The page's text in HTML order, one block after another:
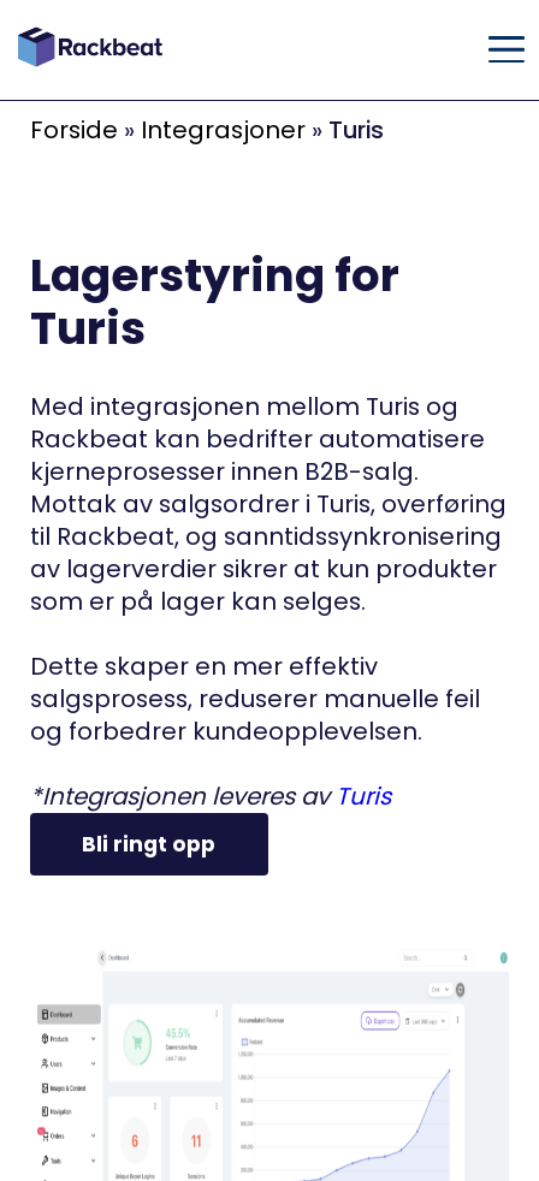
Forside » Integrasjoner» Turis
Lagerstyring for
Turis
Med integrasjonen mellom Turis og
Rackbeat kan bedrifter automatisere
kjerneprosesser innen B2B-salg.
Mottak av salgsordrer i Turis, overføring
til Rackbeat, og sanntidssynkronisering
av lagerverdier sikrer at kun produkter
som er på lager kan selges.
Dette skaper en mer effektiv
salgsprosess, reduserer manuelle feil
og forbedrer kundeopplevelsen.
*Integrasjonen leveres avTuris
Bli ringt opp